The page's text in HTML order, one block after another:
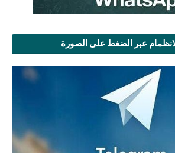
عبر الضغط على الصورة